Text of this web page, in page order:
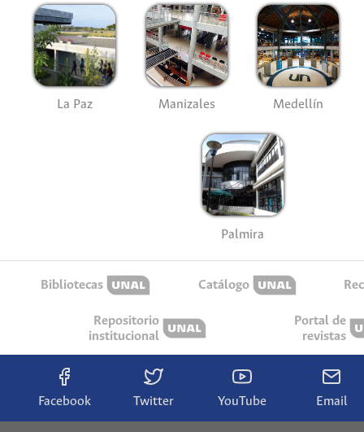
La Paz Manizales Medellín
Palmira
Bibliotecas Catálogo
Repositorio
institucional
Portal de
revistas
Facebook Twitter YouTube Email